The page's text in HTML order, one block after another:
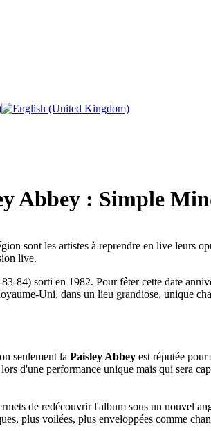
Abbey : Simple
sont les artistes à reprendre en live leurs
live.
84) sorti en 1982. Pour fêter cette date
Uni, dans un lieu grandiose, unique
seulement la Paisley Abbey est réputée
d'une performance unique mais qui sera
de redécouvrir l'album sous un nouvel
plus voilées, plus enveloppées comme